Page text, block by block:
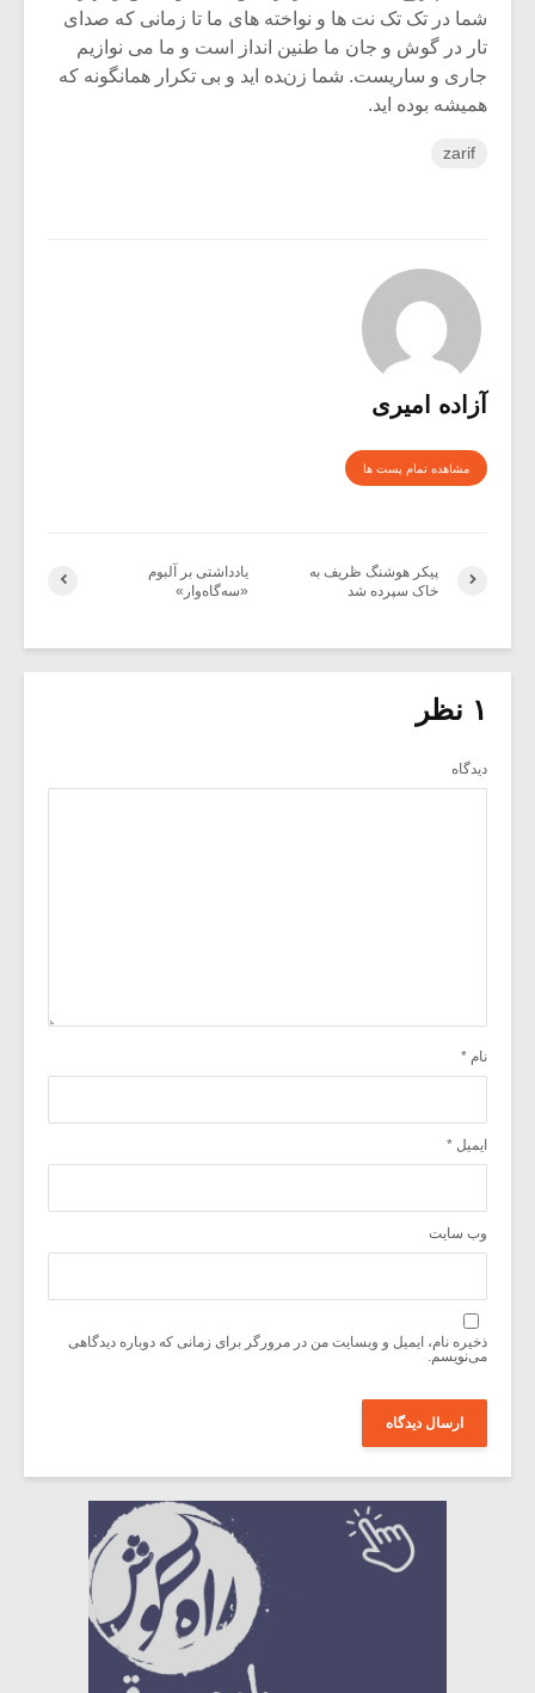
شما در تک تک نت ها و نواخته های ما تا زمانی که صدای
تار در گوش و جان ما طنین انداز است و ما می نوازیم
جاری و ساریست. شما زنده اید و بی تکرار همانگونه که
همیشه بوده اید.
zarif
آزاده امیری
مشاهده تمام پست ها
یادداشتی بر آلبوم
«سه‌گاه‌وار»
پیکر هوشنگ ظریف به
خاک سپرده شد
۱ نظر
دیدگاه
نام *
ایمیل *
وب‌ سایت
ذخیره نام، ایمیل و وبسایت من در مرورگر برای زمانی که دوباره دیدگاهی
می‌نویسم.